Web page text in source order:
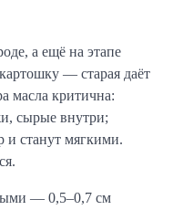
а ещё на этапе
— старая даёт
масла критична:
сырые внутри;
станут мягкими.
— 0,5–0,7 см